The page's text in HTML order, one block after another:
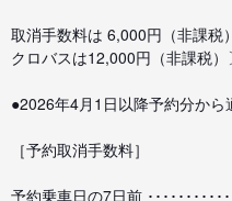
取消手数料は 6,000円（非課税
クロバスは12,000円（非課税）
●2026年4月1日以降予約分から
［予約取消手数料］
予約乗車日の7日前 ･････････